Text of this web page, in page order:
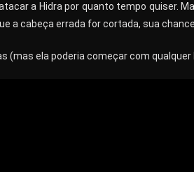
a Hidra por quanto tempo quiser.
a cabeça errada for cortada, sua
ela poderia começar com qualquer